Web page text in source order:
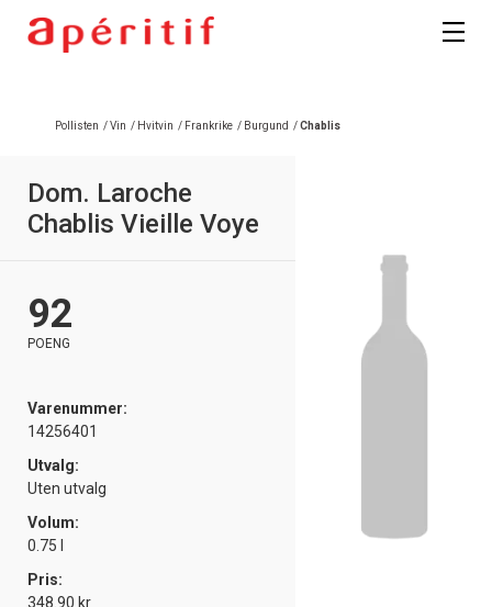
Pollisten /Vin / Hvitvin / Frankrike / Burgund /Chablis
Dom. Laroche
Chablis Vieille Voye
92
POENG
Varenummer:
14256401
Utvalg:
Uten utvalg
Volum:
0.75 l
Pris:
348.90 kr